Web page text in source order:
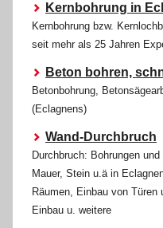
Kernbohrung in
Kernbohrung bzw.
seit mehr als 25 Jahren
Beton bohren,
Betonbohrung,
(Eclagnens)
Wand-Durchbruch
Durchbruch: Bohrungen
Mauer, Stein u.ä in
Räumen, Einbau von
Einbau u. weitere